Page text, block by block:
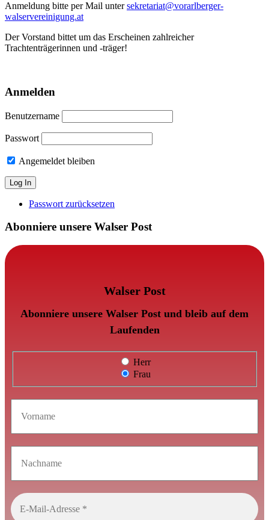
Anmeldung bitte per Mail untersekretariat@vorarlberger-
walservereinigung.at
Der Vorstand bittet um das Erscheinen zahlreicher
Trachtenträgerinnen und -träger!
Anmelden
Benutzername
Passwort
Angemeldet bleiben
Passwort zurücksetzen
Abonniere unsere Walser Post
Walser Post
Abonniere unsere Walser Post und bleib auf dem
Laufenden
Herr
Frau